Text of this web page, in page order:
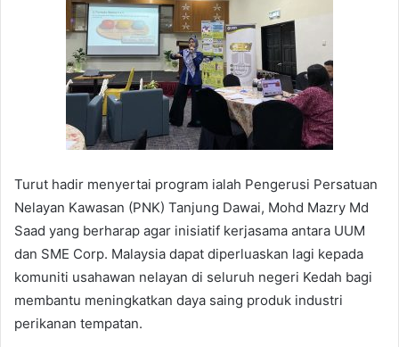
Turut hadir menyertai program ialah Pengerusi Persatuan
Nelayan Kawasan (PNK) Tanjung Dawai, Mohd Mazry Md
Saad yang berharap agar inisiatif kerjasama antara UUM
dan SME Corp. Malaysia dapat diperluaskan lagi kepada
komuniti usahawan nelayan di seluruh negeri Kedah bagi
membantu meningkatkan daya saing produk industri
perikanan tempatan.